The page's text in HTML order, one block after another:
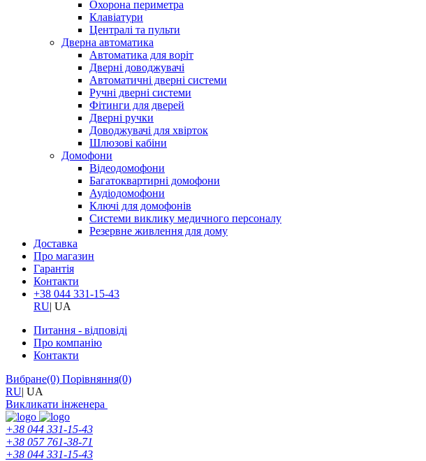
Охорона периметра
Клавіатури
Централі та пульти
Дверна автоматика
Автоматика для воріт
Дверні доводжувачі
Автоматичні дверні системи
Ручні дверні системи
Фітинги для дверей
Дверні ручки
Доводжувачі для хвірток
Шлюзові кабіни
Домофони
Відеодомофони
Багатоквартирні домофони
Аудіодомофони
Ключі для домофонів
Системи виклику медичного персоналу
Резервне живлення для дому
Доставка
Про магазин
Гарантія
Контакти
+38 044 331-15-43
RU| UA
Питання - відповіді
Про компанію
Контакти
Вибране(0) Порівняння(0)
RU| UA
Викликати інженера
+38 044 331-15-43
+38 057 761-38-71
+38 044 331-15-43